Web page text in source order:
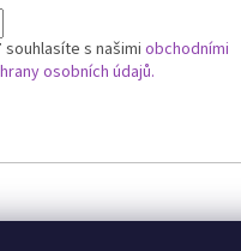
souhlasíte s našimi obchodními
osobních údajů.